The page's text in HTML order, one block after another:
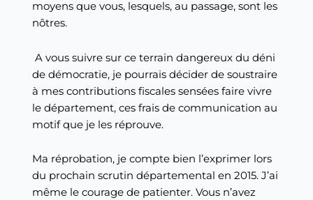
moyens que vous, lesquels, au passage, sont les
nôtres.
A vous suivre sur ce terrain dangereux du déni
de démocratie, je pourrais décider de soustraire
à mes contributions fiscales sensées faire vivre
le département, ces frais de communication au
motif que je les réprouve.
Ma réprobation, je compte bien l’exprimer lors
du prochain scrutin départemental en 2015. J’ai
même le courage de patienter. Vous n’avez